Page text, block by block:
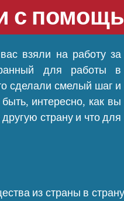
с
взяли на работу за
для работы в
сделали смелый шаг и
интересно, как вы
страну и что для
из страны в